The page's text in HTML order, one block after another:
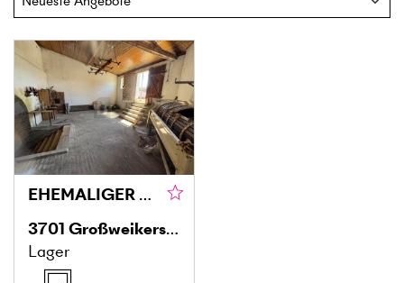
EHEMALIGER WEINKELLER ÜBER 2 ETAGEN ALS LAGERMÖGLICHKEIT
3701 Großweikersdorf
Lager